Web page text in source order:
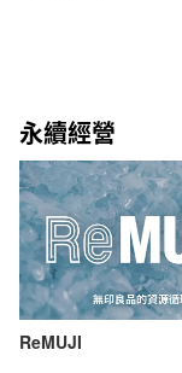
永續經營
ReMUJI